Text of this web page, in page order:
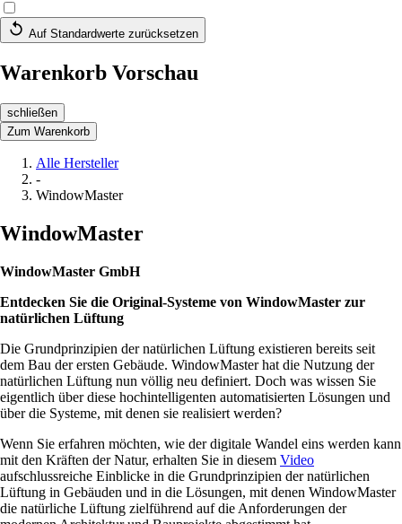
Auf Standardwerte zurücksetzen
Warenkorb Vorschau
schließen
Zum Warenkorb
Alle Hersteller
-
WindowMaster
WindowMaster
WindowMaster GmbH
Entdecken Sie die Original-Systeme von WindowMaster zur
natürlichen Lüftung
Die Grundprinzipien der natürlichen Lüftung existieren bereits seit
dem Bau der ersten Gebäude. WindowMaster hat die Nutzung der
natürlichen Lüftung nun völlig neu definiert. Doch was wissen Sie
eigentlich über diese hochintelligenten automatisierten Lösungen und
über die Systeme, mit denen sie realisiert werden?
Wenn Sie erfahren möchten, wie der digitale Wandel eins werden kann
mit den Kräften der Natur, erhalten Sie in diesem Video
aufschlussreiche Einblicke in die Grundprinzipien der natürlichen
Lüftung in Gebäuden und in die Lösungen, mit denen WindowMaster
die natürliche Lüftung zielführend auf die Anforderungen der